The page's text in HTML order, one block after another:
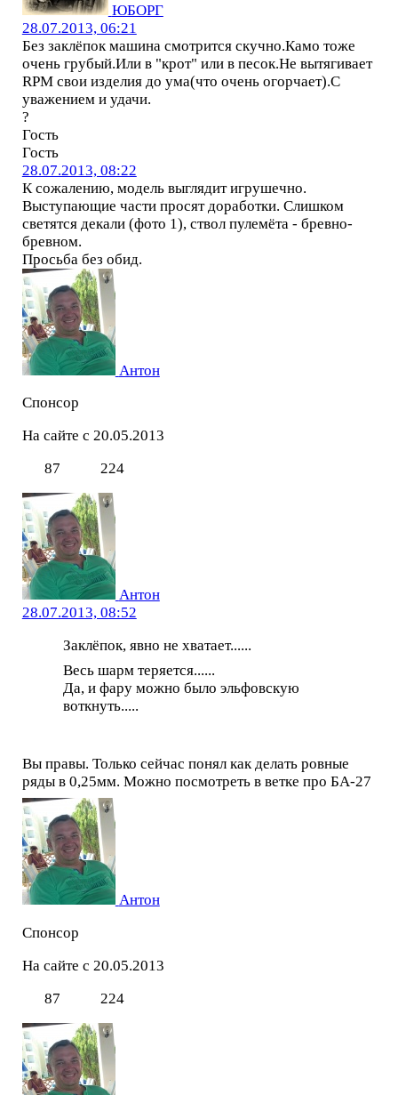
ЮБОРГ
28.07.2013, 06:21
Без заклёпок машина смотрится скучно.Камо тоже
очень грубый.Или в "крот" или в песок.Не вытягивает
RPM свои изделия до ума(что очень огорчает).С
уважением и удачи.
?
Гость
Гость
28.07.2013, 08:22
К сожалению, модель выглядит игрушечно.
Выступающие части просят доработки. Слишком
светятся декали (фото 1), ствол пулемёта - бревно-
бревном.
Просьба без обид.
Антон
Спонсор
На сайте с 20.05.2013
87
224
Антон
28.07.2013, 08:52
Заклёпок, явно не хватает......
Весь шарм теряется......
Да, и фару можно было эльфовскую
воткнуть.....
Вы правы. Только сейчас понял как делать ровные
ряды в 0,25мм. Можно посмотреть в ветке про БА-27
Антон
Спонсор
На сайте с 20.05.2013
87
224